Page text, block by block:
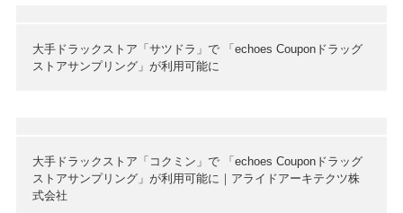
大手ドラックストア「サツドラ」で 「echoes Couponドラッグ
ストアサンプリング」が利用可能に
大手ドラックストア「コクミン」で 「echoes Couponドラッグ
ストアサンプリング」が利用可能に｜アライドアーキテクツ株
式会社